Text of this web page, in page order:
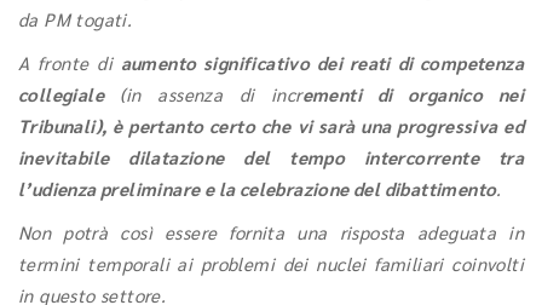
da PM togati.
A fronte di aumento significativo dei reati di competenza
collegiale (in assenza di incrementi di organico nei
Tribunali), è pertanto certo che vi sarà una progressiva ed
inevitabile dilatazione del tempo intercorrente tra
l’udienza preliminare e la celebrazione del dibattimento.
Non potrà così essere fornita una risposta adeguata in
termini temporali ai problemi dei nuclei familiari coinvolti
in questo settore.